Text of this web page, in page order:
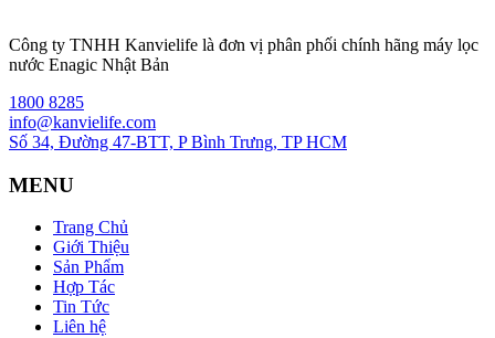
Công ty TNHH Kanvielife là đơn vị phân phối chính hãng máy lọc
nước Enagic Nhật Bản
1800 8285
info@kanvielife.com
Số 34, Đường 47-BTT, P Bình Trưng, TP HCM
MENU
Trang Chủ
Giới Thiệu
Sản Phẩm
Hợp Tác
Tin Tức
Liên hệ